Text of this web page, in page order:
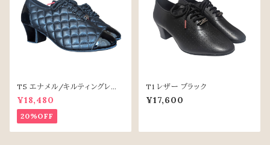
T5 エナメル/キルティングレザ
ー
¥18,480
20%OFF
T1 レザー ブラック
¥17,600